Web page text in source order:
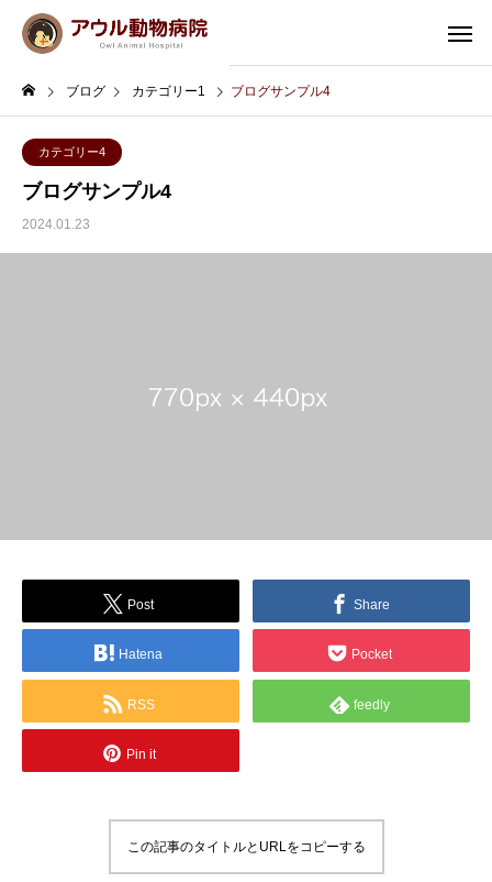
ブログ カテゴリー1 ブログサンプル4
カテゴリー4
ブログサンプル4
2024.01.23
Post Share
Hatena Pocket
RSS feedly
Pin it
この記事のタイトルとURLをコピーする